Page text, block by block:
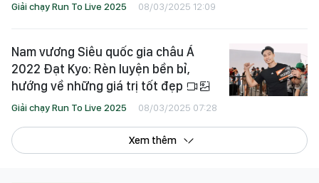
Giải chạy Run To Live 2025 08/03/2025 12:09
Nam vương Siêu quốc gia châu Á
2022 Đạt Kyo: Rèn luyện bền bỉ,
hướng về những giá trị tốt đẹp
Giải chạy Run To Live 2025 08/03/2025 07:28
Xem thêm